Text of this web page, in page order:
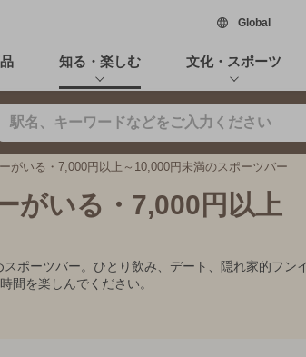
Global新しい
知る・楽しむ 文化・スポーツ
がいる・7,000円以上～10,000円未満のスポーツバー
がいる・7,000円以上
ポーツバー。ひとり飲み、デート、隠れ家的フン
間を楽しんでください。